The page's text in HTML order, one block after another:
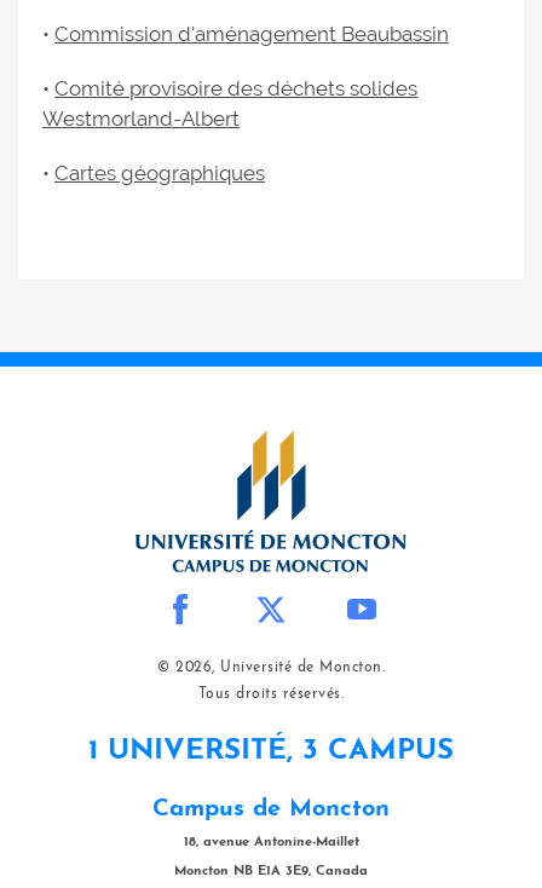
• Commission d'aménagement Beaubassin
• Comité provisoire des déchets solides
Westmorland-Albert
• Cartes géographiques
© 2026, Université de Moncton.
Tous droits réservés.
1 UNIVERSITÉ, 3 CAMPUS
Campus de Moncton
18, avenue Antonine-Maillet
Moncton NB E1A 3E9, Canada